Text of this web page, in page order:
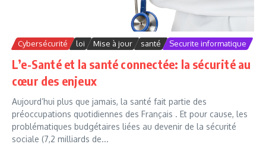
Cybersécurité loi Mise à jour santé Securite informatique
L’e-Santé et la santé connectée: la sécurité au
cœur des enjeux
Aujourd’hui plus que jamais, la santé fait partie des
préoccupations quotidiennes des Français . Et pour cause, les
problématiques budgétaires liées au devenir de la sécurité
sociale (7,2 milliards de...